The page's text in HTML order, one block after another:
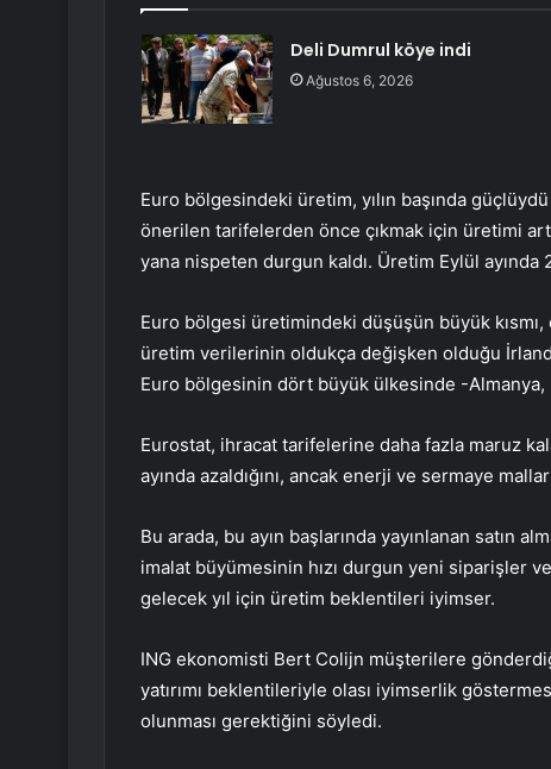
Deli Dumrul köye indi
Ağustos 6, 2026
Euro bölgesindeki üretim, yılın başında
önerilen tarifelerden önce çıkmak için üretimi
yana nispeten durgun kaldı. Üretim Eylül ayında
Euro bölgesi üretimindeki düşüşün büyük
üretim verilerinin oldukça değişken olduğu
Euro bölgesinin dört büyük ülkesinde -Almanya,
Eurostat, ihracat tarifelerine daha fazla maruz
ayında azaldığını, ancak enerji ve sermaye
Bu arada, bu ayın başlarında yayınlanan satın
imalat büyümesinin hızı durgun yeni siparişler
gelecek yıl için üretim beklentileri iyimser.
ING ekonomisti Bert Colijn müşterilere
yatırımı beklentileriyle olası iyimserlik
olunması gerektiğini söyledi.